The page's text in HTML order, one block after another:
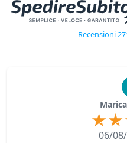
Recensioni
06/